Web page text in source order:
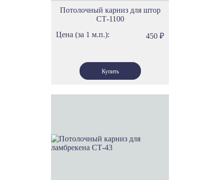
Потолочный карниз для штор
СТ-1100
Цена (за 1 м.п.):
450 ₽